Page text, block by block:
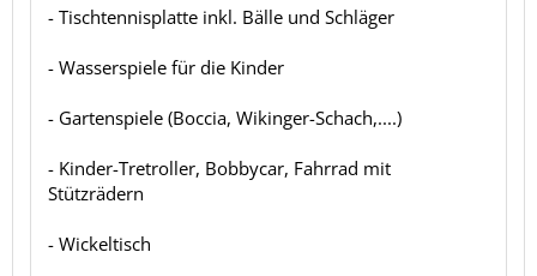
- Tischtennisplatte inkl. Bälle und Schläger
- Wasserspiele für die Kinder
- Gartenspiele (Boccia, Wikinger-Schach,....)
- Kinder-Tretroller, Bobbycar, Fahrrad mit
Stützrädern
- Wickeltisch